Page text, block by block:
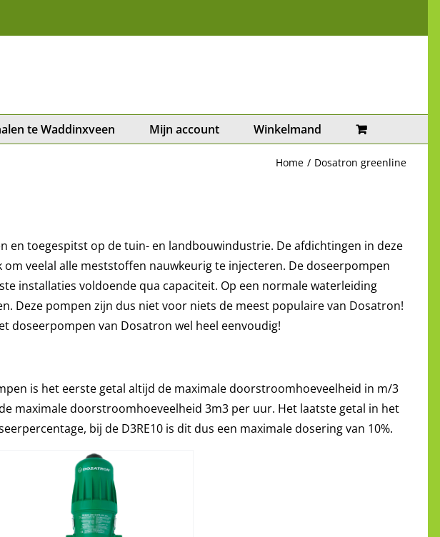
te Waddinxveen Mijn account Winkelmand
Home Dosatron greenline
en toegespitst op de tuin- en landbouwindustrie. De afdichtingen in deze
veelal alle meststoffen nauwkeurig te injecteren. De doseerpompen
installaties voldoende qua capaciteit. Op een normale waterleiding
Deze pompen zijn dus niet voor niets de meest populaire van Dosatron!
doseerpompen van Dosatron wel heel eenvoudig!
is het eerste getal altijd de maximale doorstroomhoeveelheid in m/3
maximale doorstroomhoeveelheid 3m3 per uur. Het laatste getal in het
bij de D3RE10 is dit dus een maximale dosering van 10%.